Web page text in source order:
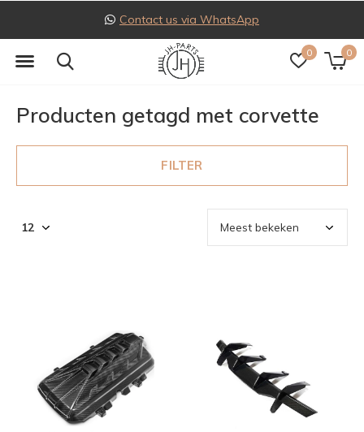
0 0
Contact us via WhatsApp
Producten getagd met corvette
FILTER